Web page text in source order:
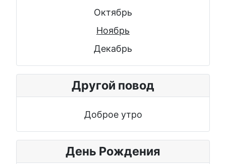
Октябрь
Ноябрь
Декабрь
Другой повод
Доброе утро
День Рождения